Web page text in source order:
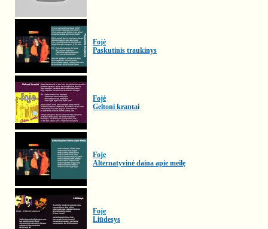
Fojė
Paskutinis traukinys
Fojė
Geltoni krantai
Foje
Alternatyvinė daina apie meilę
Foje
Liūdesys